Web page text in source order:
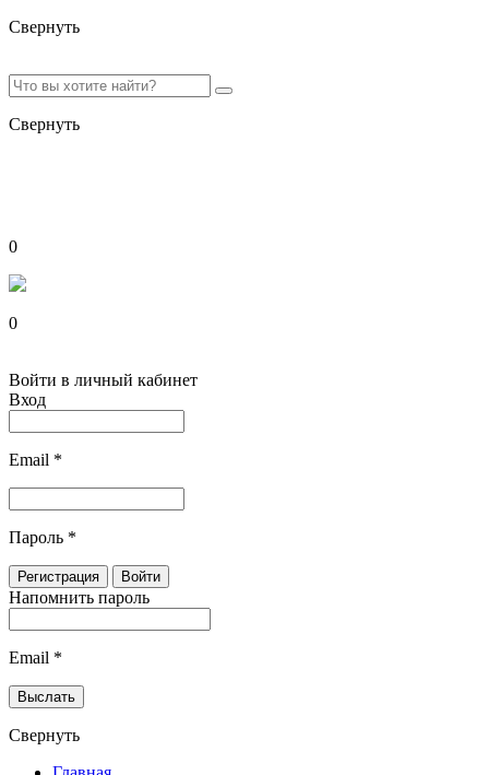
Свернуть
Свернуть
0
0
Войти в личный кабинет
Вход
Email *
Пароль *
Напомнить пароль
Email *
Свернуть